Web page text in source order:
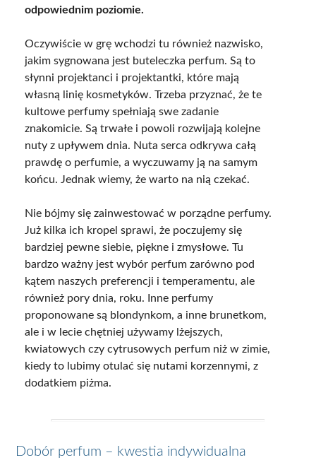
odpowiednim poziomie.
Oczywiście w grę wchodzi tu również nazwisko,
jakim sygnowana jest buteleczka perfum. Są to
słynni projektanci i projektantki, które mają
własną linię kosmetyków. Trzeba przyznać, że te
kultowe perfumy spełniają swe zadanie
znakomicie. Są trwałe i powoli rozwijają kolejne
nuty z upływem dnia. Nuta serca odkrywa całą
prawdę o perfumie, a wyczuwamy ją na samym
końcu. Jednak wiemy, że warto na nią czekać.
Nie bójmy się zainwestować w porządne perfumy.
Już kilka ich kropel sprawi, że poczujemy się
bardziej pewne siebie, piękne i zmysłowe. Tu
bardzo ważny jest wybór perfum zarówno pod
kątem naszych preferencji i temperamentu, ale
również pory dnia, roku. Inne perfumy
proponowane są blondynkom, a inne brunetkom,
ale i w lecie chętniej używamy lżejszych,
kwiatowych czy cytrusowych perfum niż w zimie,
kiedy to lubimy otulać się nutami korzennymi, z
dodatkiem piżma.
Dobór perfum – kwestia indywidualna